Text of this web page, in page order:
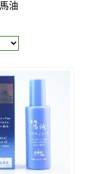
油